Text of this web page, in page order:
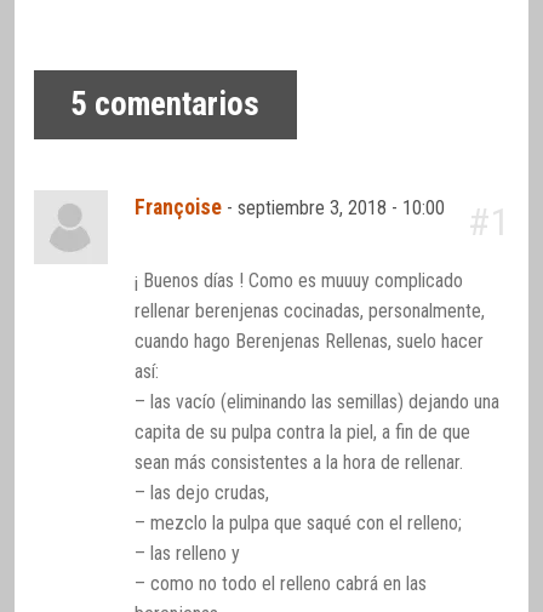
5 comentarios
Françoise -septiembre 3, 2018 - 10:00 #1
¡ Buenos días ! Como es muuuy complicado
rellenar berenjenas cocinadas, personalmente,
cuando hago Berenjenas Rellenas, suelo hacer
así:
– las vacío (eliminando las semillas) dejando una
capita de su pulpa contra la piel, a fin de que
sean más consistentes a la hora de rellenar.
– las dejo crudas,
– mezclo la pulpa que saqué con el relleno;
– las relleno y
– como no todo el relleno cabrá en las